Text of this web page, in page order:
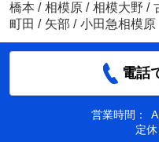
橋本 / 相模原 / 相模大野 /
町田 / 矢部 / 小田急相模原
電話
営業時間：
定休